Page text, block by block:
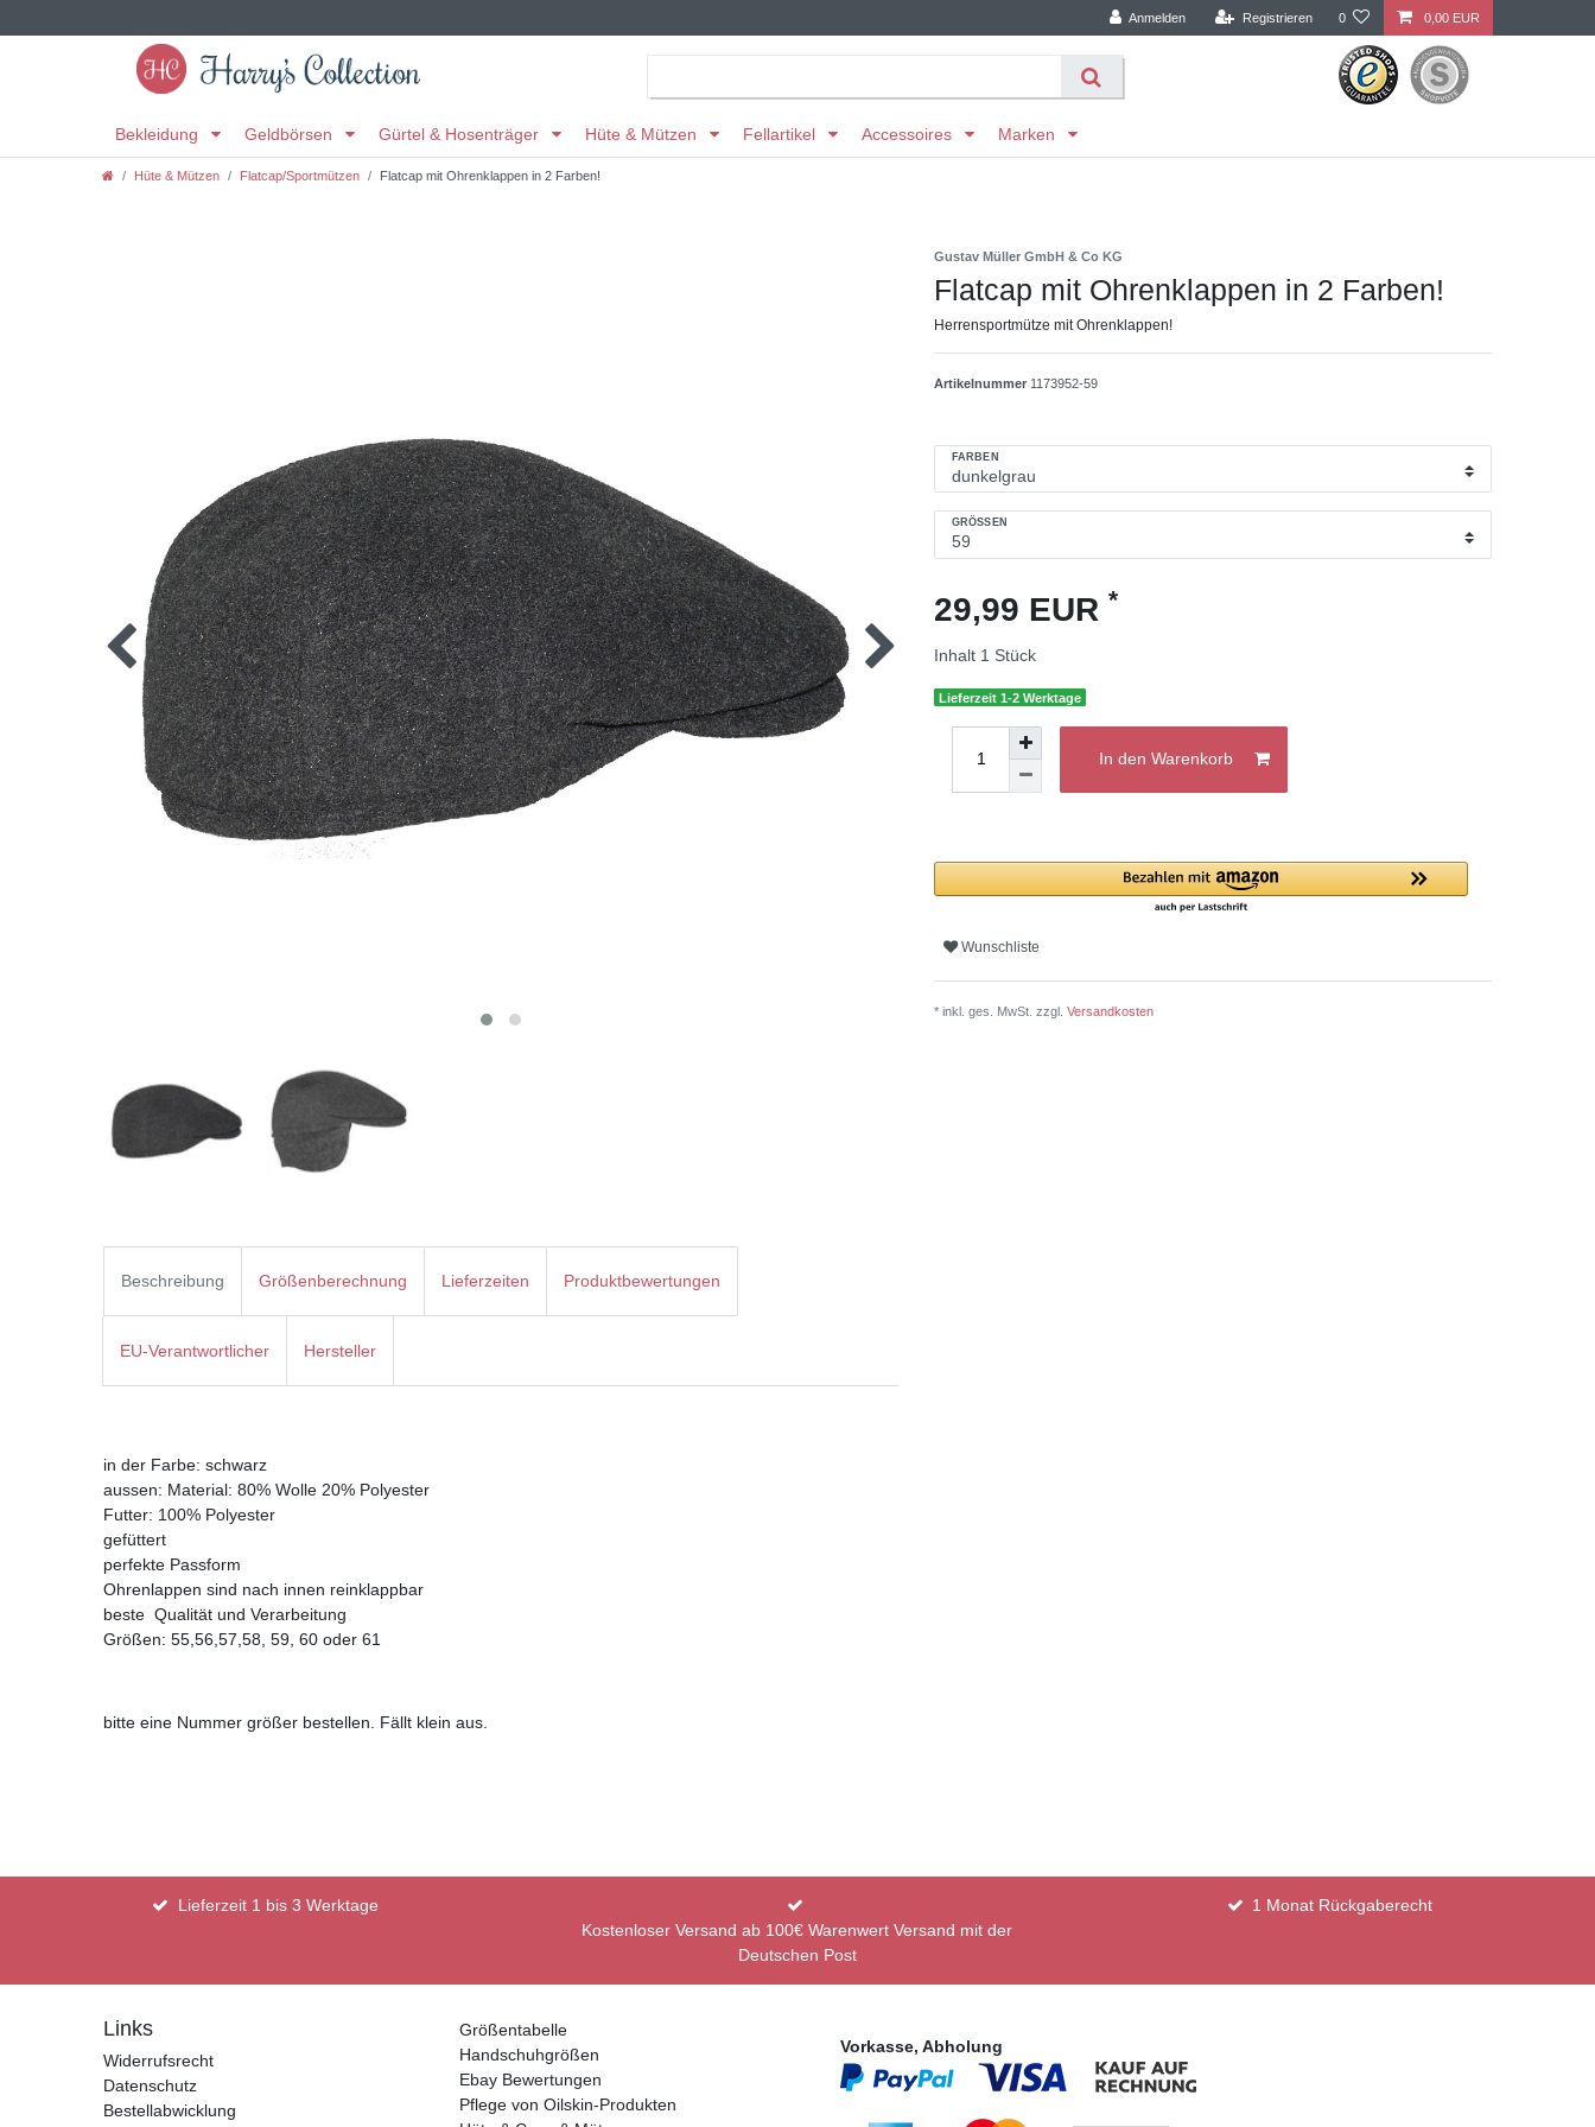
Anmelden Registrieren 0 0,00 EUR
Bekleidung Geldbörsen Gürtel & Hosenträger Hüte & Mützen Fellartikel Accessoires Marken
Hüte & Mützen Flatcap/Sportmützen Flatcap mit Ohrenklappen in 2 Farben!
Gustav Müller GmbH & Co KG
Flatcap mit Ohrenklappen in 2 Farben!
Herrensportmütze mit Ohrenklappen!
Artikelnummer 1173952-59
FARBEN
GRÖSSEN
29,99 EUR *
Inhalt 1 Stück
Lieferzeit 1-2 Werktage
In den Warenkorb
Wunschliste
* inkl. ges. MwSt. zzgl. Versandkosten
Beschreibung Größenberechnung Lieferzeiten Produktbewertungen
EU-Verantwortlicher Hersteller
in der Farbe: schwarz
aussen: Material: 80% Wolle 20% Polyester
Futter: 100% Polyester
gefüttert
perfekte Passform
Ohrenlappen sind nach innen reinklappbar
beste Qualität und Verarbeitung
Größen: 55,56,57,58, 59, 60 oder 61
bitte eine Nummer größer bestellen. Fällt klein aus.
Lieferzeit 1 bis 3 Werktage
Kostenloser Versand ab 100€ Warenwert Versand mit der
Deutschen Post
1 Monat Rückgaberecht
Links
Widerrufsrecht
Datenschutz
Bestellabwicklung
Größentabelle
Handschuhgrößen
Ebay Bewertungen
Pflege von Oilskin-Produkten
Vorkasse, Abholung